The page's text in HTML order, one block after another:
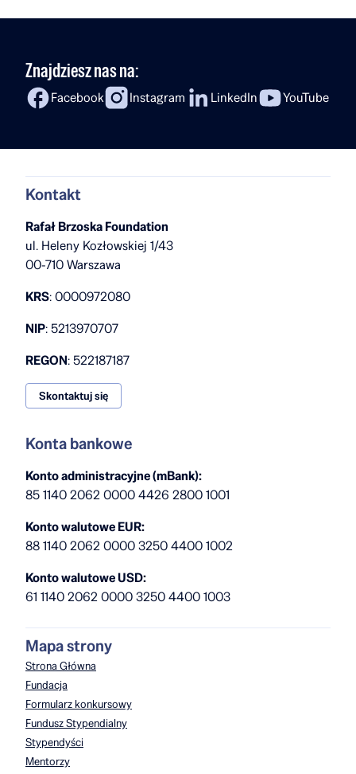
odcinku Fireside Chat Rafał Brzoska rozmawia
do medycyny, badaniach nad onkologią, studiach
w Paryżu oraz planach powrotu do Polski.
To rozmowa o ambicji, odwadze w podejmowaniu
doświadczeń za granicą […]
Znajdziesz nas na:
Facebook Instagram LinkedIn YouTube
Kontakt
Rafał Brzoska Foundation
ul. Heleny Kozłowskiej 1/43
00-710 Warszawa
KRS: 0000972080
NIP: 5213970707
REGON: 522187187
Skontaktuj się
Konta bankowe
Konto administracyjne (mBank):
85 1140 2062 0000 4426 2800 1001
Konto walutowe EUR:
88 1140 2062 0000 3250 4400 1002
Konto walutowe USD:
61 1140 2062 0000 3250 4400 1003
Mapa strony
Strona Główna
Fundacja
Formularz konkursowy
Fundusz Stypendialny
Stypendyści
Mentorzy